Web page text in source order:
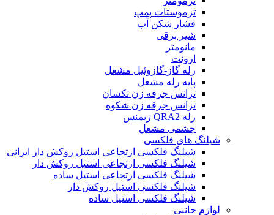
ترموستات پمپ
فشار شکن آب
شیر برقی
مانومتر
ارونت
رله گاز-گازوئیل مشعل
پایه رله مشعل
ترانس جرقه زن تکسان
ترانس جرقه زن شکوه
رله QRA2 زیمنس
چشمی مشعل
شیلنگ های فلکسی
شیلنگ فلکسی ارتجاعی استیل روکش دار ایرانی
شیلنگ فلکسی ارتجاعی استیل روکش دار
شیلنگ فلکسی ارتجاعی استیل ساده
شیلنگ فلکسی استیل روکش دار
شیلنگ فلکسی استیل ساده
لوازم جانبی